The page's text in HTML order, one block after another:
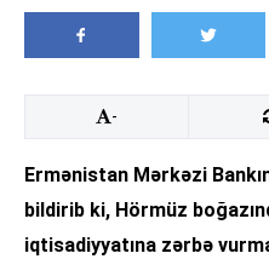
-
Ermənistan Mərkəzi
bildirib ki, Hörmüz
iqtisadiyyatına zərbə